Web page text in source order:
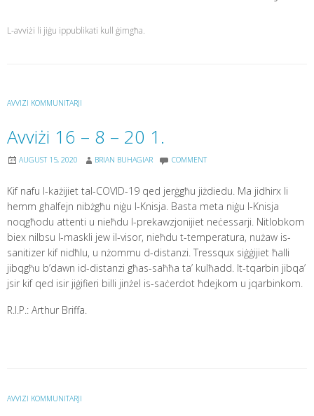
L-avviżi li jiġu ippublikati kull ġimgħa.
AVVIZI KOMMUNITARJI
Avviżi 16 – 8 – 20 1.
AUGUST 15, 2020 BRIAN BUHAGIAR COMMENT
Kif nafu l-każijiet tal-COVID-19 qed jerġgħu jiżdiedu. Ma jidhirx li
hemm ghalfejn nibżgħu niġu l-Knisja. Basta meta niġu l-Knisja
noqgħodu attenti u nieħdu l-prekawzjonijiet neċessarji. Nitlobkom
biex nilbsu l-maskli jew il-visor, nieħdu t-temperatura, nużaw is-
sanitizer kif nidħlu, u nżommu d-distanzi. Tressqux siġġijiet ħalli
jibqgħu b’dawn id-distanzi għas-saħħa ta’ kulħadd. It-tqarbin jibqa’
jsir kif qed isir jiġifieri billi jinżel is-saċerdot ħdejkom u jqarbinkom.
R.I.P.: Arthur Briffa.
AVVIZI KOMMUNITARJI